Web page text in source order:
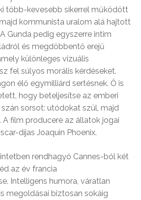
több-kevesebb sikerrel működött
kommunista uralom alá hajtott
Gunda pedig egyszerre intim
és megdöbbentő erejű
különleges vizuális
fel súlyos morális kérdéseket.
élő egymilliárd sertésnek. Ő is
hogy beteljesítse az emberi
sorsot: utódokat szül, majd
film producere az állatok jogai
díjas Joaquin Phoenix.
rendhagyó Cannes-ból két
az év francia
Intelligens humora, váratlan
megoldásai biztosan sokáig